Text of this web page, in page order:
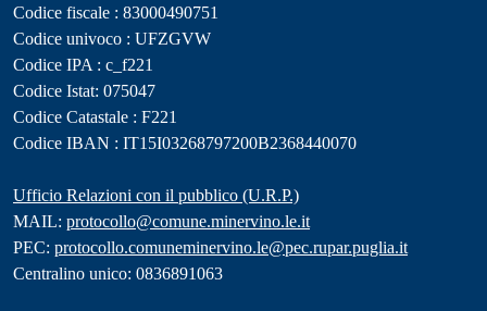
Codice fiscale : 83000490751
Codice univoco : UFZGVW
Codice IPA : c_f221
Codice Istat: 075047
Codice Catastale : F221
Codice IBAN : IT15I03268797200B2368440070
Ufficio Relazioni con il pubblico (U.R.P.)
MAIL: protocollo@comune.minervino.le.it
PEC: protocollo.comuneminervino.le@pec.rupar.puglia.it
Centralino unico: 0836891063